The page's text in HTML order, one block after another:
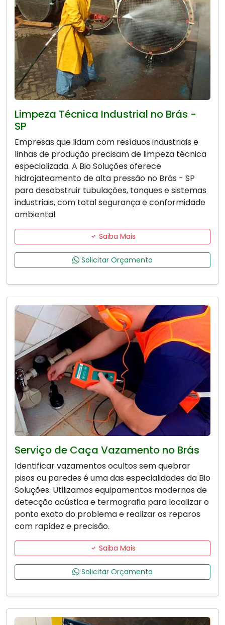
Limpeza Técnica Industrial no Brás -
SP
Empresas que lidam com resíduos industriais e
linhas de produção precisam de limpeza técnica
especializada. A Bio Soluções oferece
hidrojateamento de alta pressão no Brás - SP
para desobstruir tubulações, tanques e sistemas
industriais, com total segurança e conformidade
ambiental.
Saiba Mais
Solicitar Orçamento
Serviço de Caça Vazamento no Brás
Identificar vazamentos ocultos sem quebrar
pisos ou paredes é uma das especialidades da Bio
Soluções. Utilizamos equipamentos modernos de
detecção acústica e termografia para localizar o
ponto exato do problema e realizar os reparos
com rapidez e precisão.
Saiba Mais
Solicitar Orçamento